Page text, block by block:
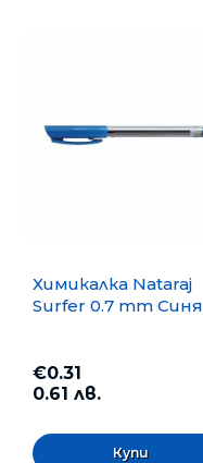
Химикалка Nataraj
Surfer 0.7 mm Синя
€0.31
0.61 лв.